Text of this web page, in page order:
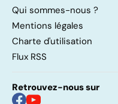
Qui sommes-nous ?
Mentions légales
Charte d'utilisation
Flux RSS
Retrouvez-nous sur